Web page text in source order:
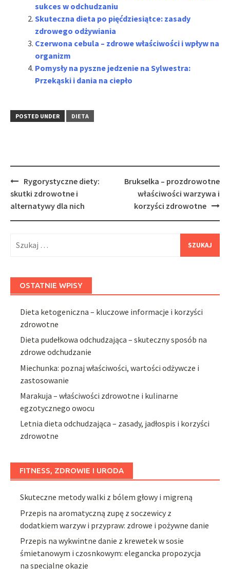
sukces w odchudzaniu
Skuteczna dieta po pięćdziesiątce: zasady
zdrowego odżywiania
Czerwona cebula – zdrowe właściwości i wpływ na
organizm
Pomysły na pyszne jedzenie na Sylwestra:
Przekąski i dania na ciepło
POSTED UNDER DIETA
Post
navigation
Rygorystyczne diety:
skutki zdrowotne i
alternatywy dla nich
Brukselka – prozdrowotne
właściwości warzywa i
korzyści zdrowotne
OSTATNIE WPISY
Dieta ketogeniczna – kluczowe informacje i korzyści
zdrowotne
Dieta pudełkowa odchudzająca – skuteczny sposób na
zdrowe odchudzanie
Miechunka: poznaj właściwości, wartości odżywcze i
zastosowanie
Marakuja – właściwości zdrowotne i kulinarne
egzotycznego owocu
Letnia dieta odchudzająca – zasady, jadłospis i korzyści
zdrowotne
FITNESS, ZDROWIE I URODA
Skuteczne metody walki z bólem głowy i migreną
Przepis na aromatyczną zupę z soczewicy z
dodatkiem warzyw i przypraw: zdrowe i pożywne danie
Przepis na wykwintne danie z krewetek w sosie
śmietanowym i czosnkowym: elegancka propozycja
na specjalne okazje